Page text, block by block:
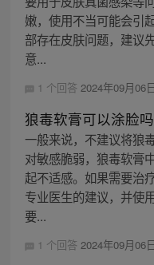
嫩，使用不当可能会引
部存在皮肤问题，建议
意...
1 个回答 2024年09月06
狼毒软膏可以涂脸吗
一般来说，不建议将狼
对敏感脆弱，狼毒软膏
起不适感。如果需要治
专业医生的建议，并使
要...
1 个回答 2024年09月06